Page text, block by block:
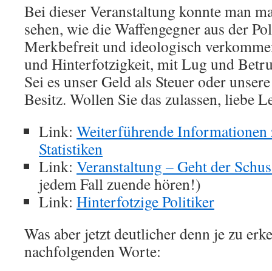
Bei dieser Veranstaltung konnte man
sehen, wie die Waffengegner aus der
Merkbefreit und ideologisch
und Hinterfotzigkeit, mit Lug und
Sei es unser Geld als Steuer oder
Besitz. Wollen Sie das zulassen, liebe
Link: Weiterführende Informationen
Statistiken
Link: Veranstaltung – Geht der
jedem Fall zuende hören!)
Link: Hinterfotzige Politiker
Was aber jetzt deutlicher denn je zu
nachfolgenden Worte: